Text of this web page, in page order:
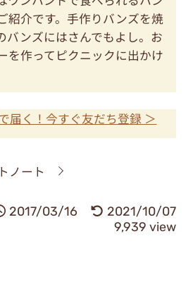
紹介です。手作りバンズを焼
バンズにはさんでもよし。お
を作ってピクニックに出かけ
届く！今すぐ友だち登録 ＞
ノート
2017/03/16
2021/10/07
9,939 view